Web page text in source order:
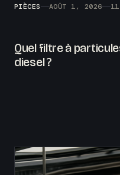
PIÈCES AOÛT 1, 2026
Quel filtre à
diesel ?